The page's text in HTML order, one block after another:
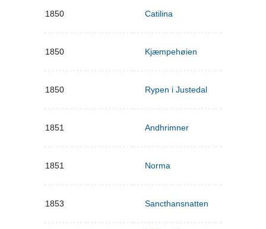
1850 Catilina
1850 Kjæmpehøien
1850 Rypen i Justedal
1851 Andhrimner
1851 Norma
1853 Sancthansnatten